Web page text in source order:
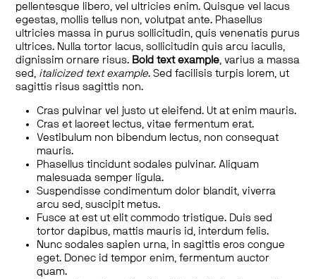
pellentesque libero, vel ultricies enim. Quisque vel lacus
egestas, mollis tellus non, volutpat ante. Phasellus
ultricies massa in purus sollicitudin, quis venenatis purus
ultrices. Nulla tortor lacus, sollicitudin quis arcu iaculis,
dignissim ornare risus. Bold text example, varius a massa
sed, italicized text example. Sed facilisis turpis lorem, ut
sagittis risus sagittis non.
Cras pulvinar vel justo ut eleifend. Ut at enim mauris.
Cras et laoreet lectus, vitae fermentum erat.
Vestibulum non bibendum lectus, non consequat
mauris.
Phasellus tincidunt sodales pulvinar. Aliquam
malesuada semper ligula.
Suspendisse condimentum dolor blandit, viverra
arcu sed, suscipit metus.
Fusce at est ut elit commodo tristique. Duis sed
tortor dapibus, mattis mauris id, interdum felis.
Nunc sodales sapien urna, in sagittis eros congue
eget. Donec id tempor enim, fermentum auctor
quam.